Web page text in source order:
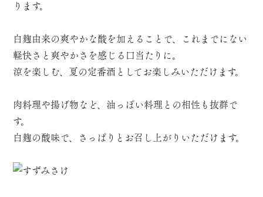
ります。
白麹由来の爽やかな酸を加えることで、これまでにない
軽快さと爽やかさを感じる口当たりに。
涼を楽しむ、夏の定番酒としてお楽しみいただけます。
肉料理や揚げ物など、油っぽい料理との相性も抜群で
す。
白麹の酸味で、さっぱりとお召し上がりいただけます。